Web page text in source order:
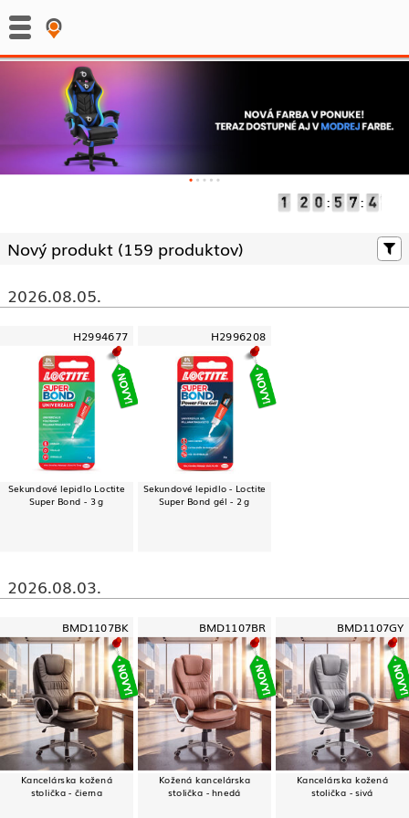
: :
Nový produkt (159 produktov)
2026.08.05.
H2994677
Sekundové lepidlo Loctite
Super Bond - 3 g
H2996208
Sekundové lepidlo - Loctite
Super Bond gél - 2 g
2026.08.03.
BMD1107BK
Kancelárska kožená
stolička - čierna
BMD1107BR
Kožená kancelárska
stolička - hnedá
BMD1107GY
Kancelárska kožená
stolička - sivá